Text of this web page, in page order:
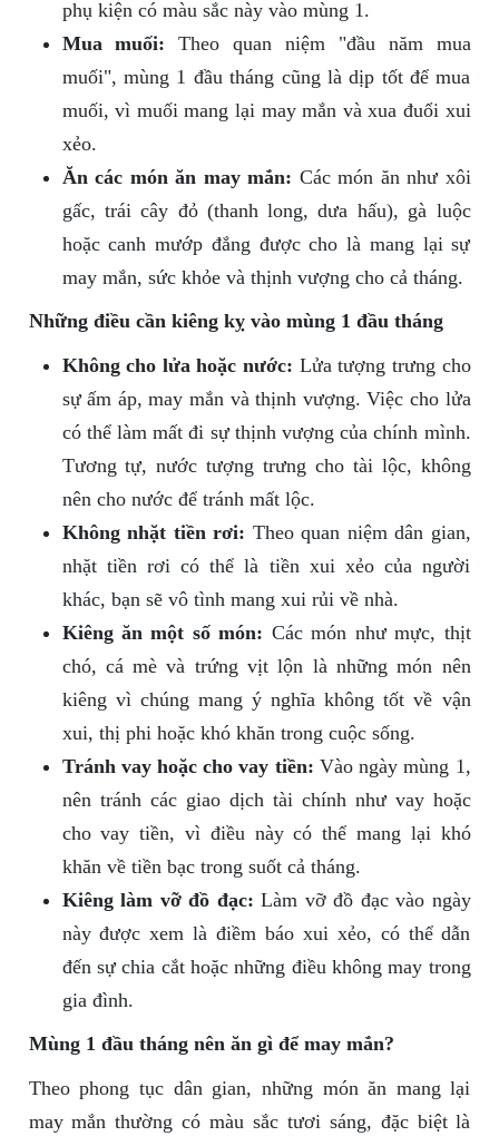
phụ kiện có màu sắc này vào mùng 1.
Mua muối: Theo quan niệm "đầu năm mua
muối", mùng 1 đầu tháng cũng là dịp tốt để mua
muối, vì muối mang lại may mắn và xua đuổi xui
xẻo.
Ăn các món ăn may mắn: Các món ăn như xôi
gấc, trái cây đỏ (thanh long, dưa hấu), gà luộc
hoặc canh mướp đắng được cho là mang lại sự
may mắn, sức khỏe và thịnh vượng cho cả tháng.
Những điều cần kiêng kỵ vào mùng 1 đầu tháng
Không cho lửa hoặc nước: Lửa tượng trưng cho
sự ấm áp, may mắn và thịnh vượng. Việc cho lửa
có thể làm mất đi sự thịnh vượng của chính mình.
Tương tự, nước tượng trưng cho tài lộc, không
nên cho nước để tránh mất lộc.
Không nhặt tiền rơi: Theo quan niệm dân gian,
nhặt tiền rơi có thể là tiền xui xẻo của người
khác, bạn sẽ vô tình mang xui rủi về nhà.
Kiêng ăn một số món: Các món như mực, thịt
chó, cá mè và trứng vịt lộn là những món nên
kiêng vì chúng mang ý nghĩa không tốt về vận
xui, thị phi hoặc khó khăn trong cuộc sống.
Tránh vay hoặc cho vay tiền: Vào ngày mùng 1,
nên tránh các giao dịch tài chính như vay hoặc
cho vay tiền, vì điều này có thể mang lại khó
khăn về tiền bạc trong suốt cả tháng.
Kiêng làm vỡ đồ đạc: Làm vỡ đồ đạc vào ngày
này được xem là điềm báo xui xẻo, có thể dẫn
đến sự chia cắt hoặc những điều không may trong
gia đình.
Mùng 1 đầu tháng nên ăn gì để may mắn?
Theo phong tục dân gian, những món ăn mang lại
may mắn thường có màu sắc tươi sáng, đặc biệt là